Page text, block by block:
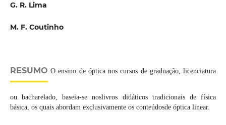
G. R. Lima
M. F. Coutinho
RESUMO O ensino de óptica nos cursos de graduação, licenciatura
ou bacharelado, baseia-se noslivros didáticos tradicionais de física
básica, os quais abordam exclusivamente os conteúdosde óptica linear.